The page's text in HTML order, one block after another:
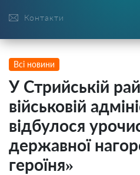
Контакти
Всі новини
У Стрийській
військовій
відбулося
державної
героїня»